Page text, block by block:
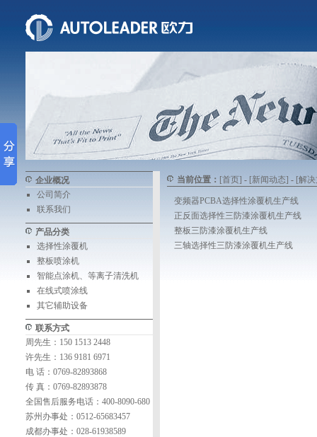
企业概况
公司简介
联系我们
产品分类
选择性涂覆机
整板喷涂机
智能点涂机、等离子清洗机
在线式喷涂线
其它辅助设备
联系方式
周先生：150 1513 2448
许先生：136 9181 6971
电 话：0769-82893868
传 真：0769-82893878
全国售后服务电话：400-8090-680
苏州办事处：0512-65683457
成都办事处：028-61938589
当前位置： [首页] - [新闻动态] - [解
变频器PCBA选择性涂覆机生产线
正反面选择性三防漆涂覆机生产线
整板三防漆涂覆机生产线
三轴选择性三防漆涂覆机生产线